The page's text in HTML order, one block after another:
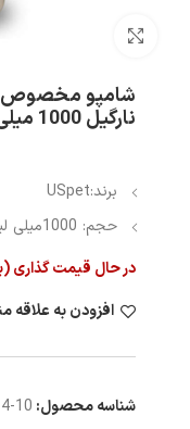
شامپو مخصوص
نارگیل 1000 میلی لیتر USpet
برند:USpet
حجم: 1000میلی لیتر
در حال قیمت گذاری
افزودن به علاقه
شناسه محصول: 10-8814